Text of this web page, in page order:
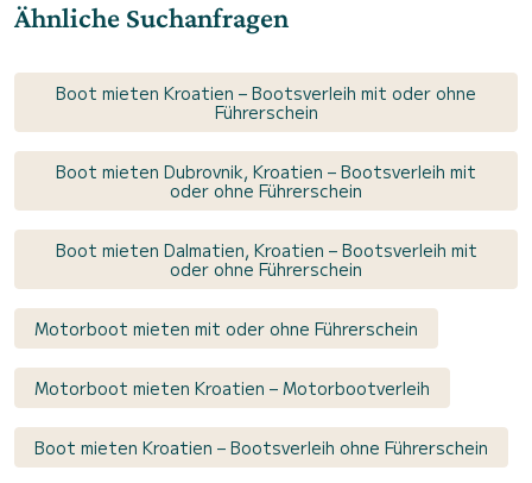
Ähnliche Suchanfragen
Boot mieten Kroatien – Bootsverleih mit oder ohne
Führerschein
Boot mieten Dubrovnik, Kroatien – Bootsverleih mit
oder ohne Führerschein
Boot mieten Dalmatien, Kroatien – Bootsverleih mit
oder ohne Führerschein
Motorboot mieten mit oder ohne Führerschein
Motorboot mieten Kroatien – Motorbootverleih
Boot mieten Kroatien – Bootsverleih ohne Führerschein